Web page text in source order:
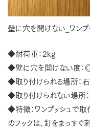
壁に穴を開けない_ワンプ
◆耐荷重：2kg
◆壁に穴を開けない度
◆取り付けられる場所：
◆取り付けられない場所：
◆特徴：ワンプッシュで取
のフックは、釘をまっす